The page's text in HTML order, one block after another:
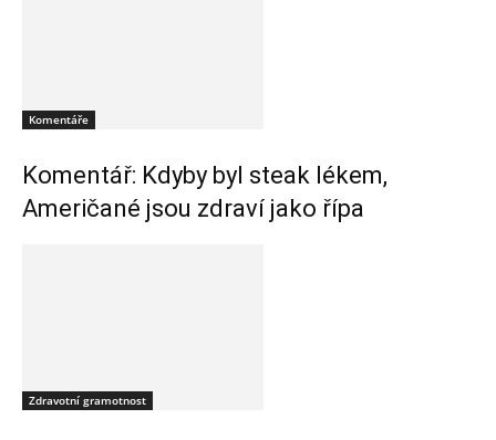
Komentáře
Komentář: Kdyby byl steak lékem,
Američané jsou zdraví jako řípa
Zdravotní gramotnost